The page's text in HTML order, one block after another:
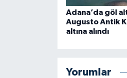
Adana’da göl
Augusto Antik
altına alındı
Yorumlar